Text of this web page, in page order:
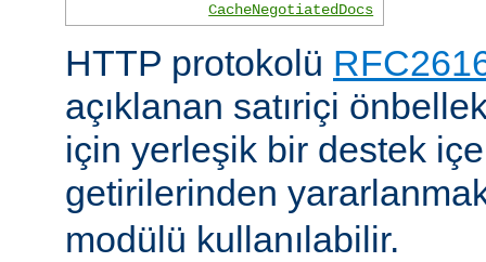
CacheNegotiatedDocs
HTTP protokolü
açıklanan satıriçi
için yerleşik bir destek
getirilerinden
modülü kullanılabilir.